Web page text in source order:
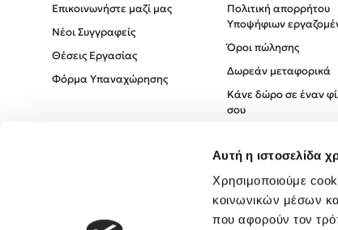
Αυτή η ιστοσελίδα
Χρησιμοποιούμε
κοινωνικών μέσων
που αφορούν τον
Επικοινωνήστε μαζί μας
Νέοι Συγγραφείς
Θέσεις Εργασίας
Φόρμα Υπαναχώρησης
Πολιτική απορρήτου
Υποψήφιων
Όροι πώλησης
Δωρεάν μεταφορικά
Κάνε δώρο σε έναν
σου
Πολιτική Απορρήτου
Όροι χρήσης